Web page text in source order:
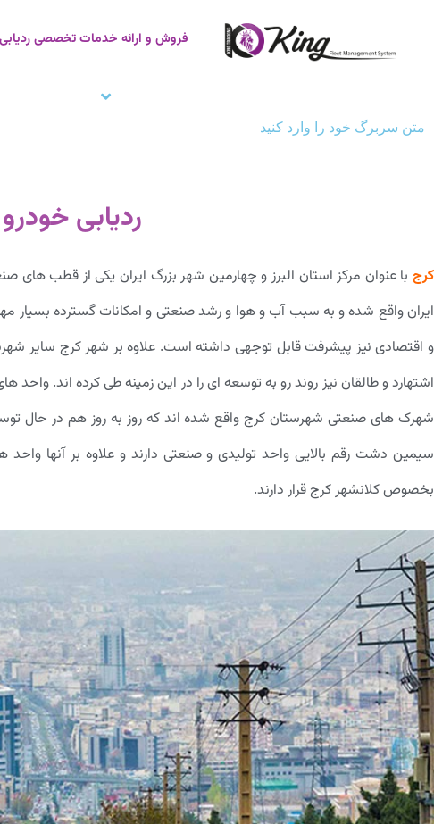
فروش و ارائه خدمات تخصصی ردیابی
متن سربرگ خود را وارد کنید
ردیابی
کرج با عنوان مرکز استان البرز و چهارمین شهر بزرگ ایران یکی از قطب
ایران واقع شده و به سبب آب و هوا و رشد صنعتی و امکانات گسترده
و اقتصادی نیز پیشرفت قابل توجهی داشته است. علاوه بر شهر کرج سایر
اشتهارد و طالقان نیز روند رو به توسعه ای را در این زمینه طی کرده اند.
شهرک های صنعتی شهرستان کرج واقع شده اند که روز به روز هم در حال
سیمین دشت رقم بالایی واحد تولیدی و صنعتی دارند و علاوه بر آنها
بخصوص کلانشهر کرج قرار دارند.